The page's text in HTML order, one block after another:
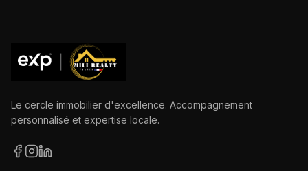
Le cercle immobilier d'excellence. Accompagnement
personnalisé et expertise locale.